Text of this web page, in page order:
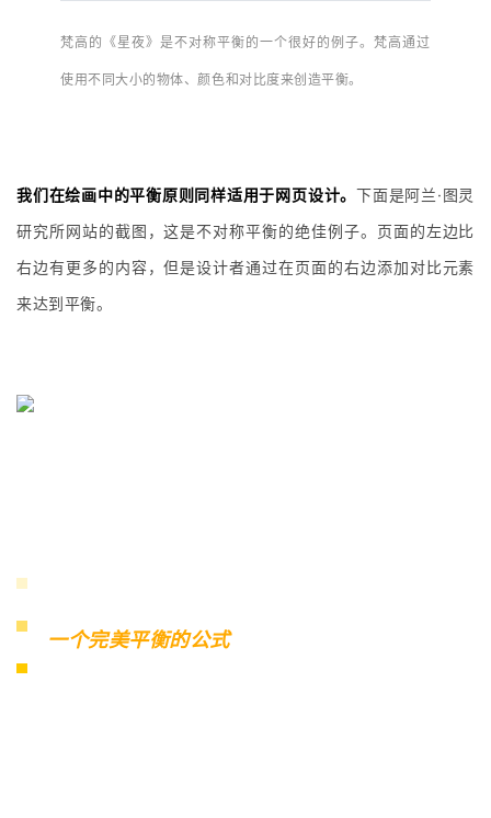
梵高的《星夜》是不对称平衡的一个很好的例子。梵高通过
使用不同大小的物体、颜色和对比度来创造平衡。
我们在绘画中的平衡原则同样适用于网页设计。下面是阿兰·图灵
研究所网站的截图，这是不对称平衡的绝佳例子。页面的左边比
右边有更多的内容，但是设计者通过在页面的右边添加对比元素
来达到平衡。
一个完美平衡的公式